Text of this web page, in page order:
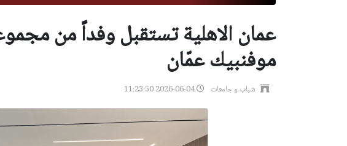
عمان الاهلية تستقبل وفداً من
موفنبيك عمّان
شباب و جامعات 2026-06-04 11:23:50